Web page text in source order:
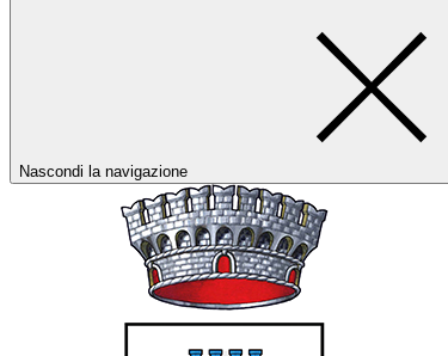
Nascondi la navigazione